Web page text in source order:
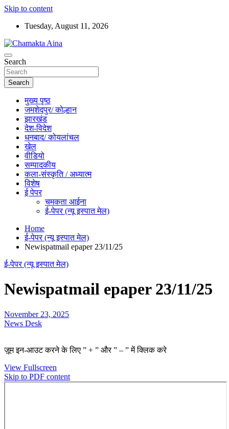
Skip to content
Tuesday, August 11, 2026
Chamakta Aina
Hindi News Paper – Jharkhand
Search
Search
मुख्य पृष्ठ
जमशेदपुर/ कोल्हान
झारखंड
देश-विदेश
धनबाद/ कोयलांचल
खेल
वीडियो
सम्पादकीय
कला-संस्कृति / अध्यात्म
विशेष
ई पेपर
चमकता आईना
ई-पेपर (न्यू इस्पात मेल)
Home
ई-पेपर (न्यू इस्पात मेल)
Newispatmail epaper 23/11/25
ई-पेपर (न्यू इस्पात मेल)
Newispatmail epaper 23/11/25
November 23, 2025
News Desk
ज़ूम इन-आउट करने के लिए ” + ” और ” – ” में क्लिक करे
View Fullscreen
Skip to PDF content